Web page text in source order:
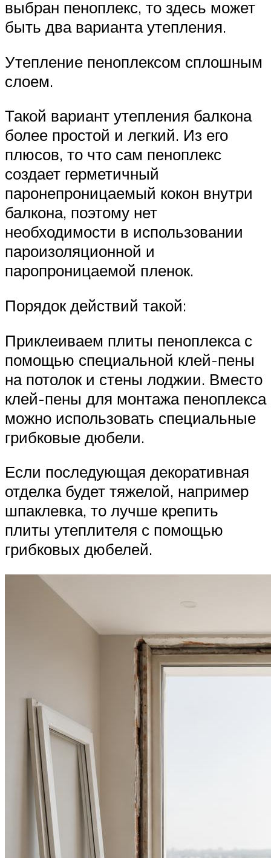
выбран пеноплекс, то здесь может
быть два варианта утепления.
Утепление пеноплексом сплошным
слоем.
Такой вариант утепления балкона
более простой и легкий. Из его
плюсов, то что сам пеноплекс
создает герметичный
паронепроницаемый кокон внутри
балкона, поэтому нет
необходимости в использовании
пароизоляционной и
паропроницаемой пленок.
Порядок действий такой:
Приклеиваем плиты пеноплекса с
помощью специальной клей-пены
на потолок и стены лоджии. Вместо
клей-пены для монтажа пеноплекса
можно использовать специальные
грибковые дюбели.
Если последующая декоративная
отделка будет тяжелой, например
шпаклевка, то лучше крепить
плиты утеплителя с помощью
грибковых дюбелей.